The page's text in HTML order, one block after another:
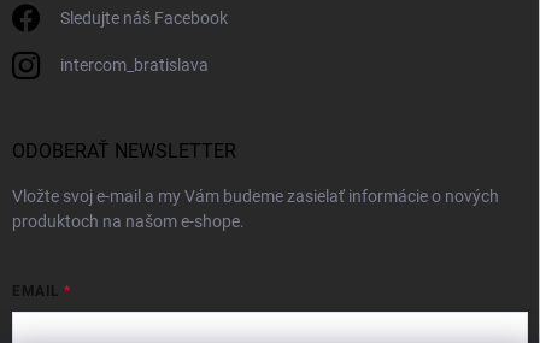
Sledujte náš Facebook
intercom_bratislava
ODOBERAŤ NEWSLETTER
Vložte svoj e-mail a my Vám budeme zasielať informácie o nových
produktoch na našom e-shope.
EMAIL